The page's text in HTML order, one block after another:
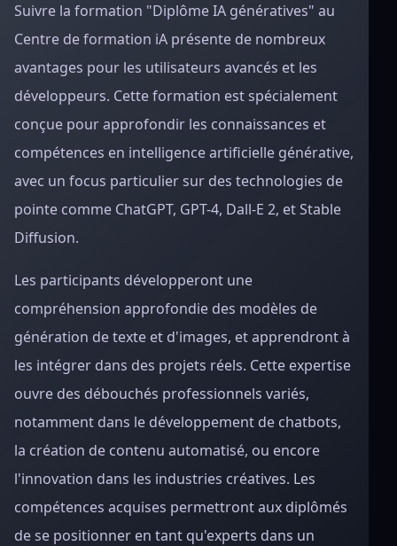
Suivre la formation "Diplôme IA génératives" au
Centre de formation iA présente de nombreux
avantages pour les utilisateurs avancés et les
développeurs. Cette formation est spécialement
conçue pour approfondir les connaissances et
compétences en intelligence artificielle générative,
avec un focus particulier sur des technologies de
pointe comme ChatGPT, GPT-4, Dall-E 2, et Stable
Diffusion.
Les participants développeront une
compréhension approfondie des modèles de
génération de texte et d'images, et apprendront à
les intégrer dans des projets réels. Cette expertise
ouvre des débouchés professionnels variés,
notamment dans le développement de chatbots,
la création de contenu automatisé, ou encore
l'innovation dans les industries créatives. Les
compétences acquises permettront aux diplômés
de se positionner en tant qu'experts dans un